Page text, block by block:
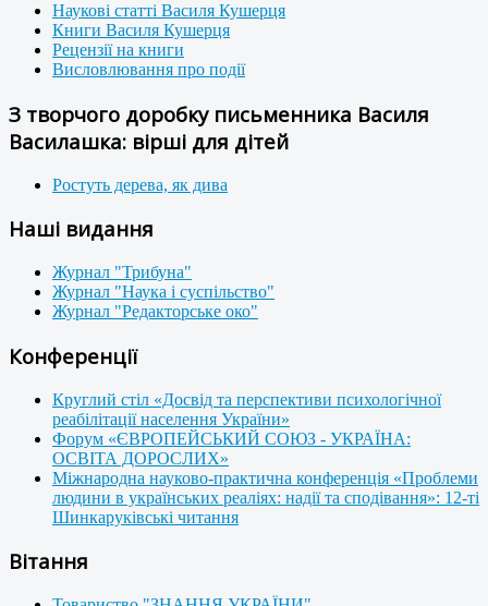
Наукові статті Василя Кушерця
Книги Василя Кушерця
Рецензії на книги
Висловлювання про події
З творчого доробку письменника Василя
Василашка: вірші для дітей
Ростуть дерева, як дива
Наші видання
Журнал "Трибуна"
Журнал "Наука і суспільство"
Журнал "Редакторське око"
Конференції
Круглий стіл «Досвід та перспективи психологічної
реабілітації населення України»
Форум «ЄВРОПЕЙСЬКИЙ СОЮЗ - УКРАЇНА:
ОСВІТА ДОРОСЛИХ»
Міжнародна науково-практична конференція «Проблеми
людини в українських реаліях: надії та сподівання»: 12-ті
Шинкаруківські читання
Вітання